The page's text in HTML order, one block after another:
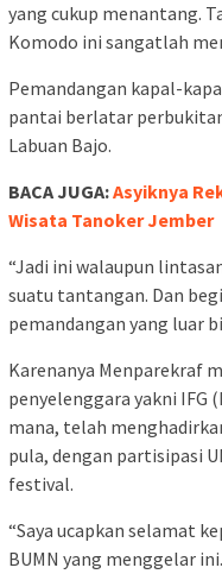
yang cukup menantang.
Komodo ini sangatlah
Pemandangan kapal-
pantai berlatar
Labuan Bajo.
BACA JUGA:Asyiknya
Wisata Tanoker Jember
“Jadi ini walaupun
suatu tantangan. Dan
pemandangan yang luar
Karenanya Menparekraf
penyelenggara yakni IFG
mana, telah
pula, dengan partisipasi
festival.
“Saya ucapkan selamat
BUMN yang menggelar